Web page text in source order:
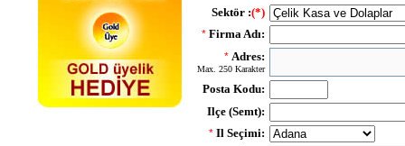
Sektör :(*)
* Firma Adı:
* Adres:
Max. 250 Karakter
Posta Kodu:
Ilçe (Semt):
* Il Seçimi: